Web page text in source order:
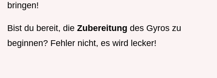
bringen!
Bist du bereit, die Zubereitung des Gyros zu
beginnen? Fehler nicht, es wird lecker!